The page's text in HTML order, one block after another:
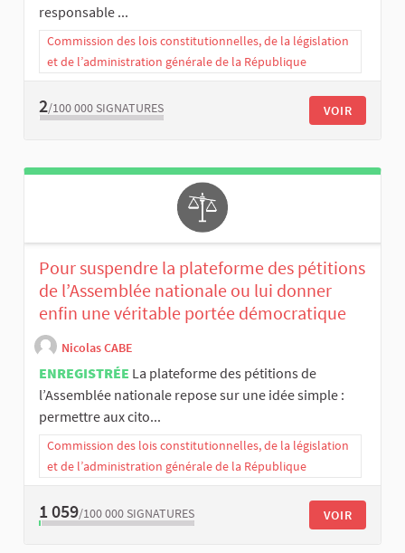
responsable ...
Commission des lois constitutionnelles, de la législation
et de l’administration générale de la République
2/100 000 SIGNATURES VOIR
Pour suspendre la plateforme des pétitions
de l’Assemblée nationale ou lui donner
enfin une véritable portée démocratique
Nicolas CABE
ENREGISTRÉE La plateforme des pétitions de
l’Assemblée nationale repose sur une idée simple :
permettre aux cito...
Commission des lois constitutionnelles, de la législation
et de l’administration générale de la République
1 059/100 000 SIGNATURES VOIR